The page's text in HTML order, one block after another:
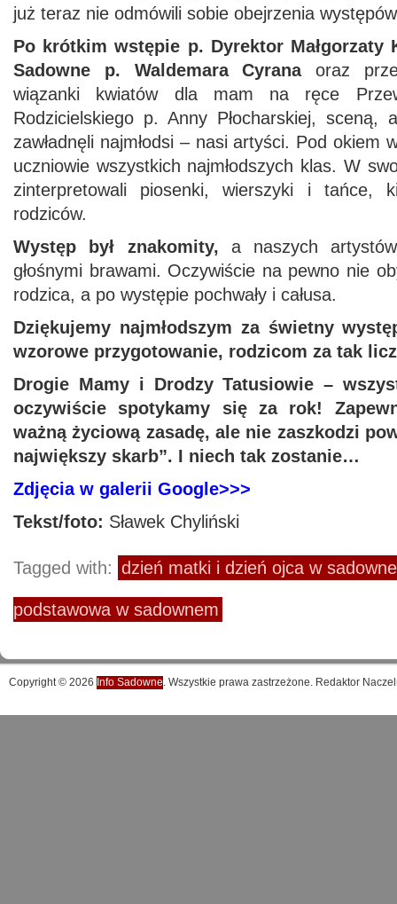
już teraz nie odmówili sobie obejrzenia
Po krótkim wstępie p. Dyrektor Małgorzaty
Sadowne p. Waldemara Cyranaoraz
wiązanki kwiatów dla mam na ręce
Rodzicielskiego p. Anny Płocharskiej, sceną,
zawładnęli najmłodsi – nasi artyści. Pod okiem
uczniowie wszystkich najmłodszych klas. W
zinterpretowali piosenki, wierszyki i tańce,
rodziców.
Występ był znakomity, a naszych
głośnymi brawami. Oczywiście na pewno nie
rodzica, a po występie pochwały i całusa.
Dziękujemy najmłodszym za świetny
wzorowe przygotowanie, rodzicom za tak
Drogie Mamy i Drodzy Tatusiowie –
oczywiście spotykamy się za rok!
ważną życiową zasadę, ale nie zaszkodzi
największy skarb”. I niech tak zostanie…
Zdjęcia w galerii Google>>>
Tekst/foto: Sławek Chyliński
Tagged with: dzień matki i dzień ojca w
podstawowa w sadownem
Copyright © 2026 Info Sadowne. Wszystkie prawa zastrzeżone. Redaktor